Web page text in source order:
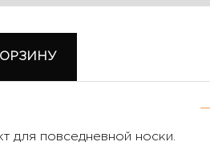
для повседневной носки.